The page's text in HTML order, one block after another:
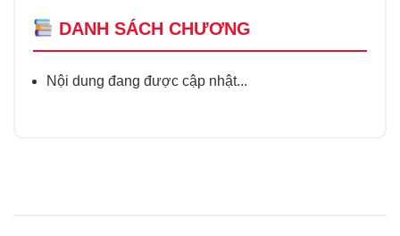
DANH SÁCH CHƯƠNG
Nội dung đang được cập nhật...